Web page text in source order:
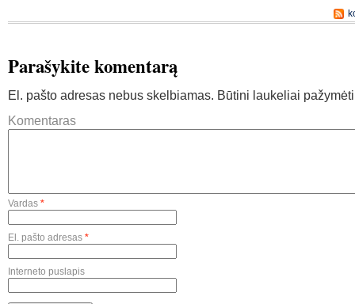
Parašykite komentarą
El. pašto adresas nebus skelbiamas. Būtini laukeliai
Komentaras
Vardas *
El. pašto adresas *
Interneto puslapis